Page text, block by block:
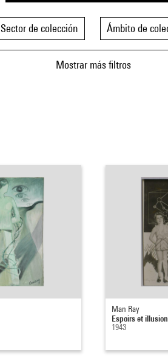
Sector de colección Ámbito de
Mostrar más filtros
Man Ray
Espoirs et
1943